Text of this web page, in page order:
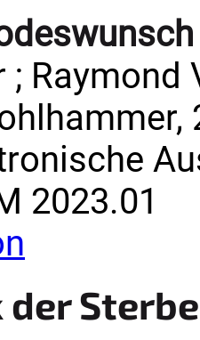
;
2023.01
der